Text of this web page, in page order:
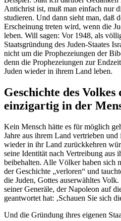
Antichrist ist, muß man einfach nur
studieren. Und dann sieht man, daß
Erscheinung treten wird, wenn die
leben. Will sagen: Vor 1948, als
Staatsgründung des Juden-Staates
nicht um die Prophezeiungen der
denn die Prophezeiungen zur
Juden wieder in ihrem Land leben.
Geschichte des Volkes
einzigartig in der
Kein Mensch hätte es für möglich
Jahre aus ihrem Land vertrieben
wieder in ihr Land zurückkehren
seine Identität nach Vertreibung aus
beibehalten. Alle Völker haben sich
der Geschichte „verloren“ und
die Juden, Gottes auserwähltes
seiner Generäle, der Napoleon auf
geantwortet hat: ‚Schauen Sie sich
Und die Gründung ihres eigenen